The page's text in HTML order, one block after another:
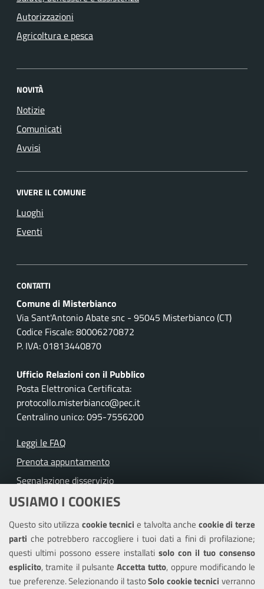
USIAMO I COOKIES
Questo sito utilizzacookie tecnicie talvolta anche cookie di terze
parti che potrebbero raccogliere i tuoi dati a fini di profilazione;
questi ultimi possono essere installati solo con il tuo consenso
esplicito, tramite il pulsante Accetta tutto, oppure modificando le
tue preferenze. Selezionando il tastoSolo cookie tecnici verranno
Autorizzazioni
Agricoltura e pesca
NOVITÀ
Notizie
Comunicati
Avvisi
VIVERE IL COMUNE
Luoghi
Eventi
CONTATTI
Comune di Misterbianco
Via Sant'Antonio Abate snc - 95045 Misterbianco (CT)
Codice Fiscale: 80006270872
P. IVA: 01813440870
Ufficio Relazioni con il Pubblico
Posta Elettronica Certificata:
protocollo.misterbianco@pec.it
Centralino unico: 095-7556200
Leggi le FAQ
Prenota appuntamento
Segnalazione disservizio
Richiesta assistenza
Amministrazione trasparente
Informativa privacy
Note legali
Piano di miglioramento del sito